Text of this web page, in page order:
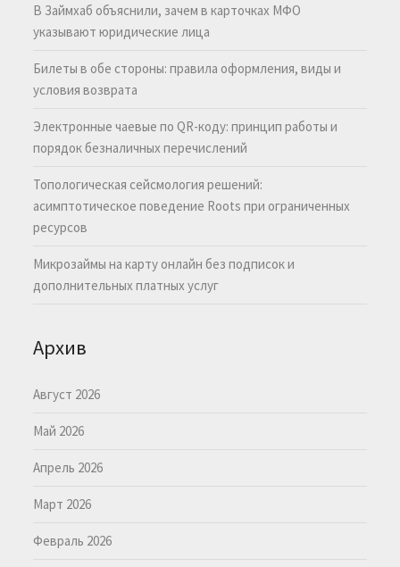
В Займхаб объяснили, зачем в карточках МФО
указывают юридические лица
Билеты в обе стороны: правила оформления, виды и
условия возврата
Электронные чаевые по QR-коду: принцип работы и
порядок безналичных перечислений
Топологическая сейсмология решений:
асимптотическое поведение Roots при ограниченных
ресурсов
Микрозаймы на карту онлайн без подписок и
дополнительных платных услуг
Архив
Август 2026
Май 2026
Апрель 2026
Март 2026
Февраль 2026